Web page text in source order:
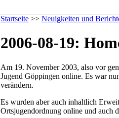
Startseite >> Neuigkeiten und
2006-08-19:
Am 19. November 2003, also vor
Jugend Göppingen online. Es war
verändern.
Es wurden aber auch inhaltlich
Ortsjugendordnung online und auch